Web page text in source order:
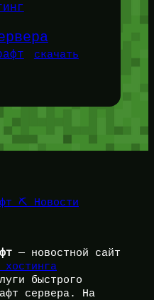
скачать
⛏️ Новости
— новостной сайт
хостинга
быстрого
сервера. На